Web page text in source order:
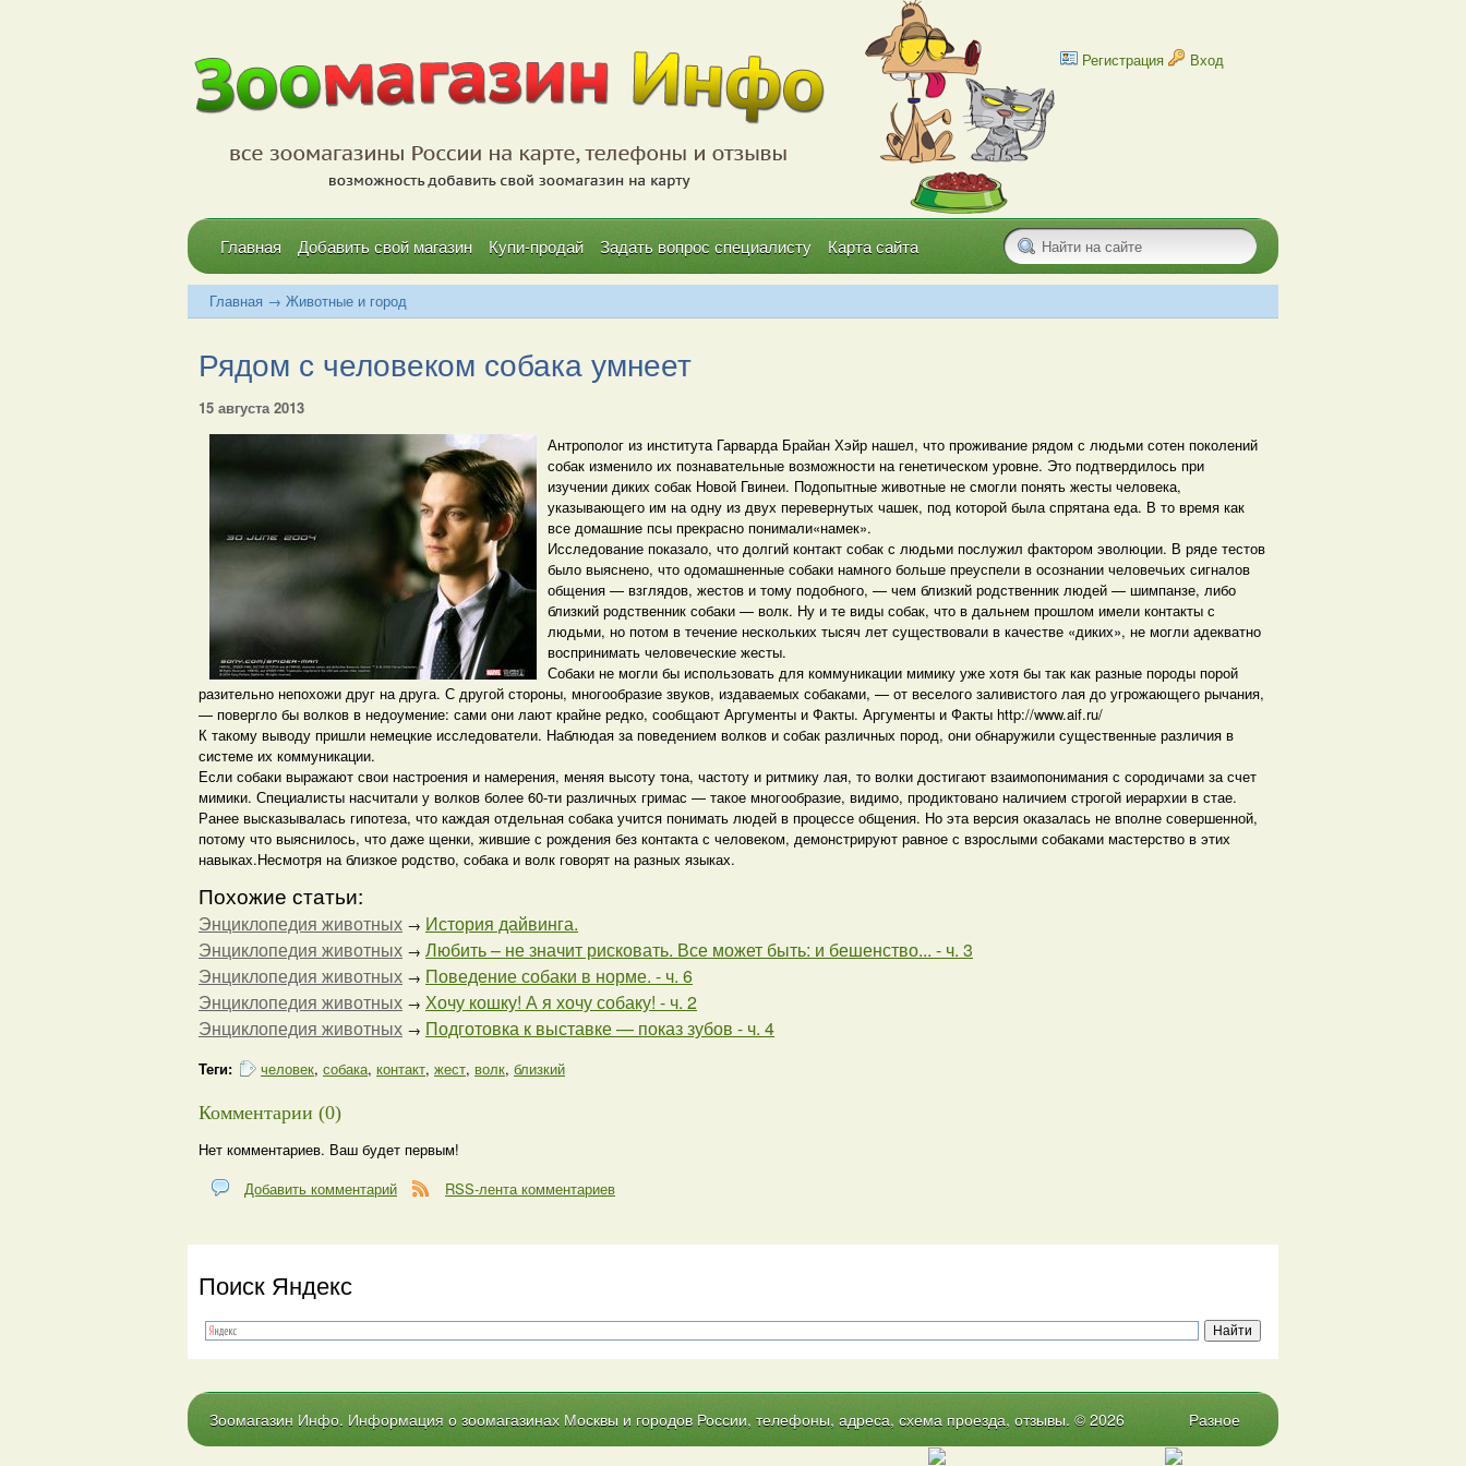
Регистрация Вход
Главная Добавить свой магазин Купи-продай Задать вопрос специалисту Карта сайта
Главная → Животные и город
Рядом с человеком собака умнеет
15 августа 2013
Антрополог из института Гарварда Брайан Хэйр нашел, что проживание рядом с людьми сотен поколений
собак изменило их познавательные возможности на генетическом уровне. Это подтвердилось при
изучении диких собак Новой Гвинеи. Подопытные животные не смогли понять жесты человека,
указывающего им на одну из двух перевернутых чашек, под которой была спрятана еда. В то время как
все домашние псы прекрасно понимали«намек».
Исследование показало, что долгий контакт собак с людьми послужил фактором эволюции. В ряде тестов
было выяснено, что одомашненные собаки намного больше преуспели в осознании человечьих сигналов
общения — взглядов, жестов и тому подобного, — чем близкий родственник людей — шимпанзе, либо
близкий родственник собаки — волк. Ну и те виды собак, что в дальнем прошлом имели контакты с
людьми, но потом в течение нескольких тысяч лет существовали в качестве «диких», не могли адекватно
воспринимать человеческие жесты.
Собаки не могли бы использовать для коммуникации мимику уже хотя бы так как разные породы порой
разительно непохожи друг на друга. С другой стороны, многообразие звуков, издаваемых собаками, — от веселого заливистого лая до угрожающего рычания,
— повергло бы волков в недоумение: сами они лают крайне редко, сообщают Аргументы и Факты. Аргументы и Факты http://www.aif.ru/
К такому выводу пришли немецкие исследователи. Наблюдая за поведением волков и собак различных пород, они обнаружили существенные различия в
системе их коммуникации.
Если собаки выражают свои настроения и намерения, меняя высоту тона, частоту и ритмику лая, то волки достигают взаимопонимания с сородичами за счет
мимики. Специалисты насчитали у волков более 60-ти различных гримас — такое многообразие, видимо, продиктовано наличием строгой иерархии в стае.
Ранее высказывалась гипотеза, что каждая отдельная собака учится понимать людей в процессе общения. Но эта версия оказалась не вполне совершенной,
потому что выяснилось, что даже щенки, жившие с рождения без контакта с человеком, демонстрируют равное с взрослыми собаками мастерство в этих
навыках.Несмотря на близкое родство, собака и волк говорят на разных языках.
Похожие статьи:
Энциклопедия животных → История дайвинга.
Энциклопедия животных → Любить – не значит рисковать. Все может быть: и бешенство... - ч. 3
Энциклопедия животных → Поведение собаки в норме. - ч. 6
Энциклопедия животных → Хочу кошку! А я хочу собаку! - ч. 2
Энциклопедия животных → Подготовка к выставке — показ зубов - ч. 4
Теги: человек, собака, контакт, жест, волк, близкий
Комментарии (0)
Нет комментариев. Ваш будет первым!
Добавить комментарий
RSS-лента комментариев
Поиск Яндекс
Зоомагазин Инфо. Информация о зоомагазинах Москвы и городов России, телефоны, адреса, схема проезда, отзывы. © 2026 Разное